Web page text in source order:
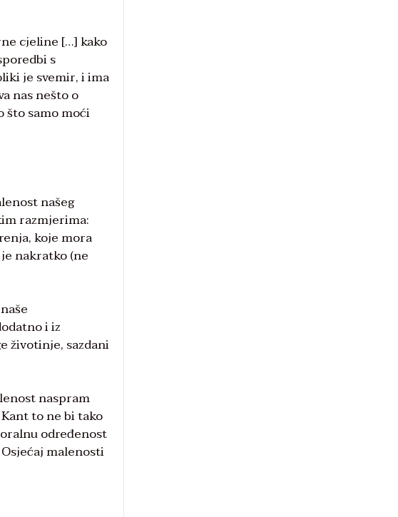
cjeline […] kako
s
je svemir, i ima
nas nešto o
što samo moći
našeg
razmjerima:
koje mora
nakratko (ne
i iz
životinje, sazdani
naspram
to ne bi tako
određenost
malenosti